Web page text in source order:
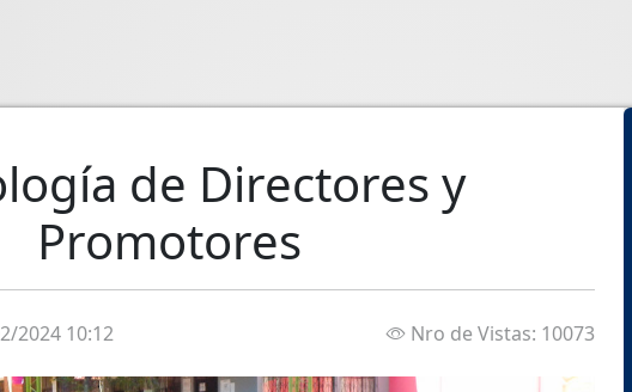
de Directores y
Promotores
2024 10:12 Nro de Vistas: 10073